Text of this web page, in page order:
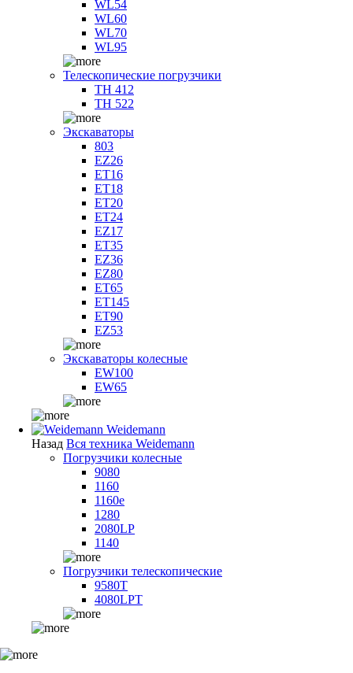
WL54
WL60
WL70
WL95
Телескопические погрузчики
TH 412
TH 522
Экскаваторы
803
EZ26
ET16
ET18
ET20
ET24
EZ17
ET35
EZ36
EZ80
ET65
ET145
ET90
EZ53
Экскаваторы колесные
EW100
EW65
Weidemann
Назад Вся техника Weidemann
Погрузчики колесные
9080
1160
1160e
1280
2080LP
1140
Погрузчики телескопические
9580T
4080LPT